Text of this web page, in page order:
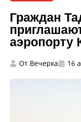
Граждан
аэропорту
От Вечерка 16